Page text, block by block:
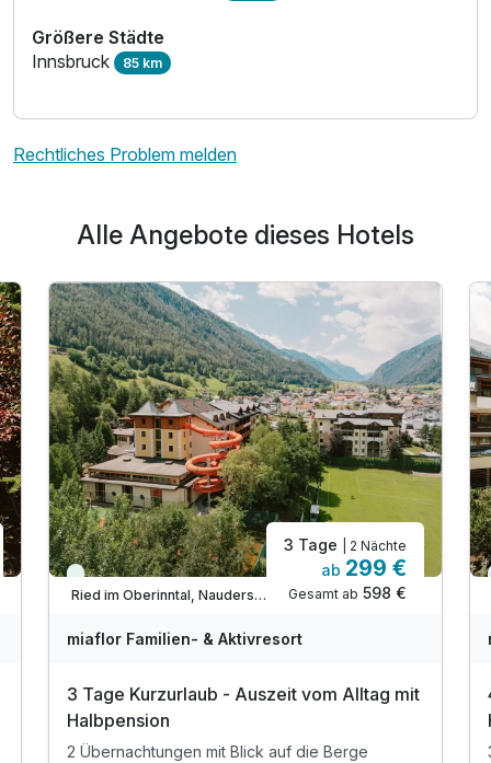
Größere Städte
Innsbruck 85 km
Rechtliches Problem melden
Alle Angebote dieses Hotels
Viele Termine frei
Ried im Oberinntal, Nauders / Tiroler Oberland / Kaunertal
3 Tage | 2 Nächte
ab 299 €
Gesamt ab 598 €
miaflor Familien- & Aktivresort
3 Tage Kurzurlaub - Auszeit vom Alltag mit
Halbpension
2 Übernachtungen mit Blick auf die Berge